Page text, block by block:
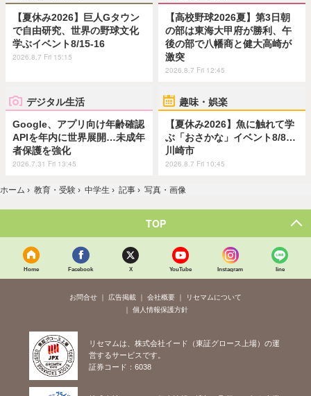
【夏休み2026】巨人Gタウン
で自由研究、世界の野球文化
学ぶイベント8/15-16
2026.8.7 Fri 15:15
【高校野球2026夏】第3日朝
の部は東海大甲府が勝利、午
後の部で八幡商と健大高崎が
激突
2026.8.7 Fri 12:45
デジタル生活
Google、アプリ向け年齢確認
APIを年内に世界展開…未成年
者保護を強化
2026.7.31 Fri 13:45
趣味・娯楽
【夏休み2026】魚に触れて学
ぶ「おさかな」イベント8/8…
川崎市
2026.8.7 Fri 10:45
ホーム › 教育・受験 › 中学生 › 記事 › 写真・画像
TOP
Home Facebook X YouTube Instagram line
お問合せ 広告掲載 会社概要
リセマムについて
個人情報保護方針
リセマムは、株式会社イード（東証グロース上場）の運
営するサービスです。
証券コード：6038